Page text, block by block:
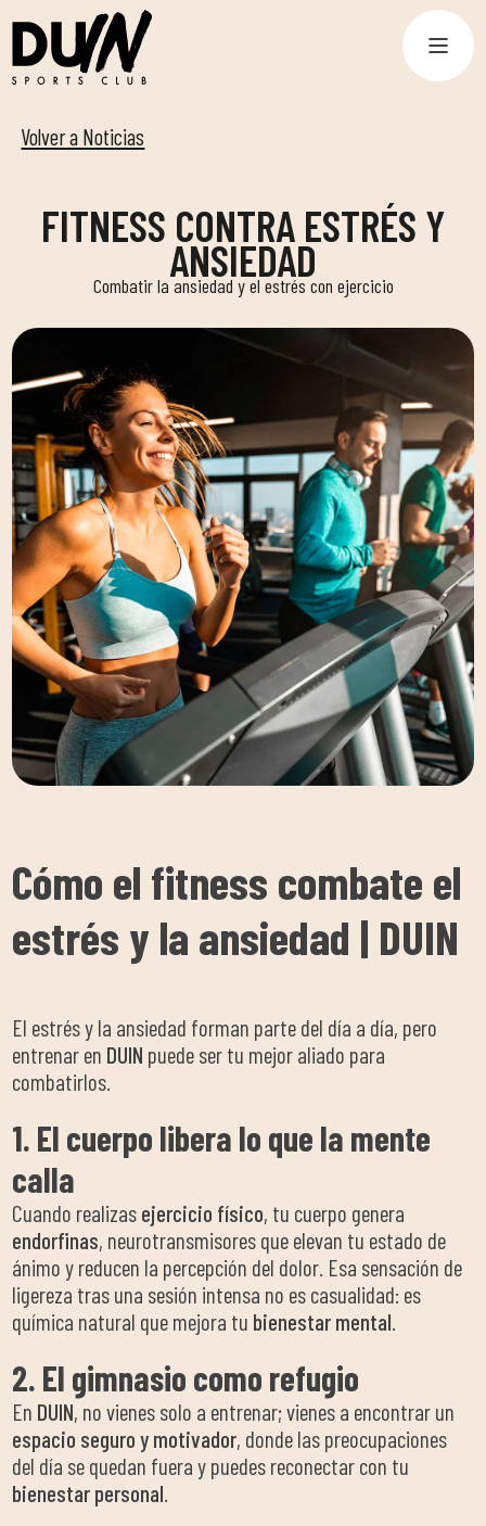
Volver a Noticias
FITNESS CONTRA ESTRÉS Y
ANSIEDAD
Combatir la ansiedad y el estrés con ejercicio
Cómo el fitness combate el
estrés y la ansiedad | DUIN
El estrés y la ansiedad forman parte del día a día, pero
entrenar en DUIN puede ser tu mejor aliado para
combatirlos.
1. El cuerpo libera lo que la mente
calla
Cuando realizas ejercicio físico, tu cuerpo genera
endorfinas, neurotransmisores que elevan tu estado de
ánimo y reducen la percepción del dolor. Esa sensación de
ligereza tras una sesión intensa no es casualidad: es
química natural que mejora tu bienestar mental
2. El gimnasio como refugio
En DUIN, no vienes solo a entrenar; vienes a encontrar un
espacio seguro y motivador, donde las preocupaciones
del día se quedan fuera y puedes reconectar con tu
bienestar personal